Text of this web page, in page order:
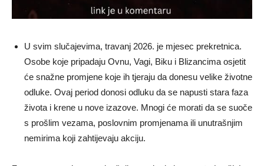
U svim slučajevima, travanj 2026. je mjesec prekretnica.
Osobe koje pripadaju Ovnu, Vagi, Biku i Blizancima osjetit
će snažne promjene koje ih tjeraju da donesu velike životne
odluke. Ovaj period donosi odluku da se napusti stara faza
života i krene u nove izazove. Mnogi će morati da se suoče
s prošlim vezama, poslovnim promjenama ili unutrašnjim
nemirima koji zahtijevaju akciju.